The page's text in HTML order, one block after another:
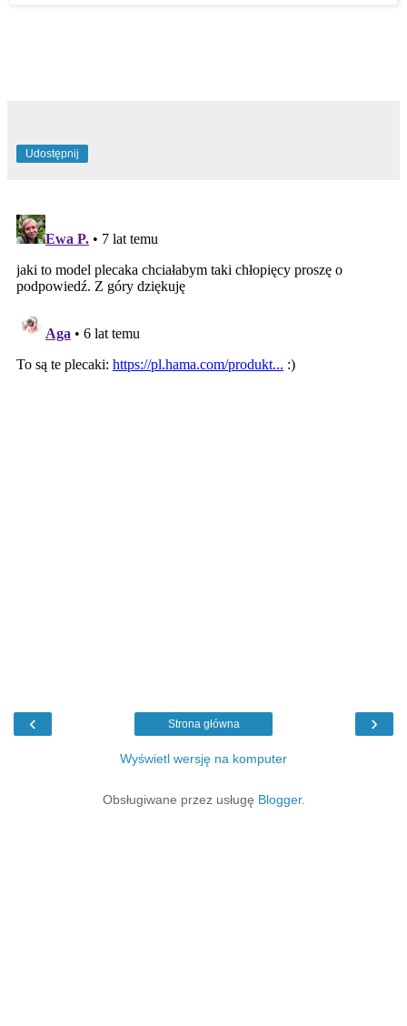
Udostępnij
‹ ›
Strona główna
Wyświetl wersję na komputer
Obsługiwane przez usługę Blogger.